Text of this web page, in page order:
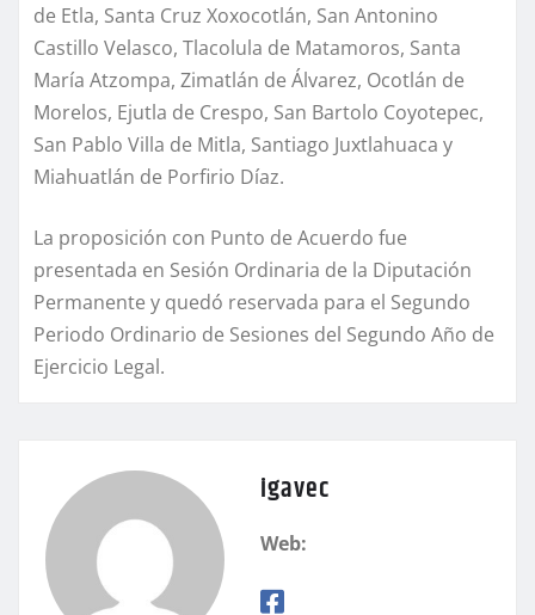
de Etla, Santa Cruz Xoxocotlán, San Antonino
Castillo Velasco, Tlacolula de Matamoros, Santa
María Atzompa, Zimatlán de Álvarez, Ocotlán de
Morelos, Ejutla de Crespo, San Bartolo Coyotepec,
San Pablo Villa de Mitla, Santiago Juxtlahuaca y
Miahuatlán de Porfirio Díaz.
La proposición con Punto de Acuerdo fue
presentada en Sesión Ordinaria de la Diputación
Permanente y quedó reservada para el Segundo
Periodo Ordinario de Sesiones del Segundo Año de
Ejercicio Legal.
igavec
Web: